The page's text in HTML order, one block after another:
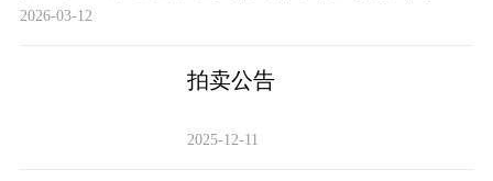
2026-03-12
拍卖公告
2025-12-11